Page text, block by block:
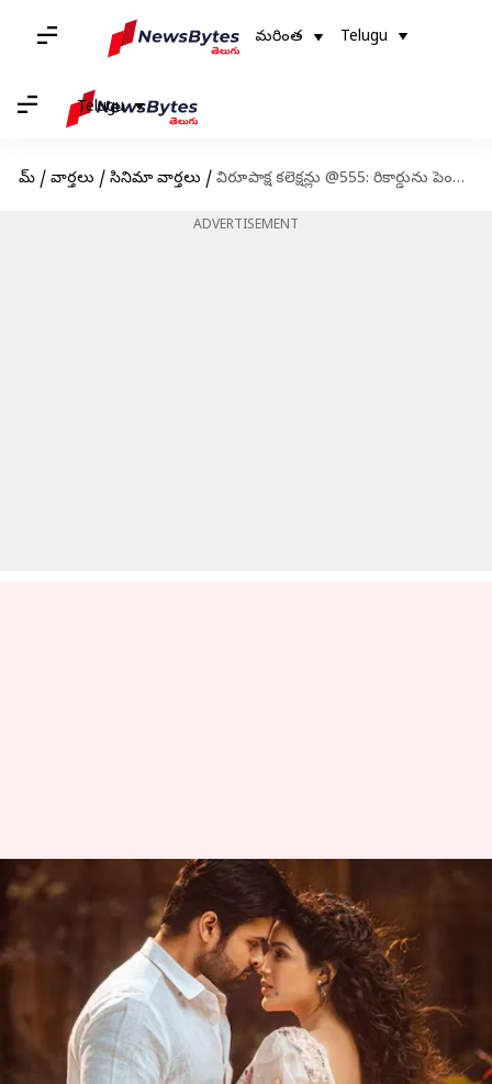
మరింత Telugu
Telugu
హోమ్ / వార్తలు / సినిమా వార్తలు / విరూపాక్ష కలెక్షన్లు @555: రికార్డును పెంచుకుంటూ పోతున్న సాయి ధరమ్ తేజ్
ADVERTISEMENT
విరూపాక్ష కలెక్షన్లు @555: రికార్డును
పెంచుకుంటూ పోతున్న సాయి ధరమ్
తేజ్
Sriram Pranateja Apr 26, 2023 05:50 pm
ఈ వార్తాకథనం ఏంటి